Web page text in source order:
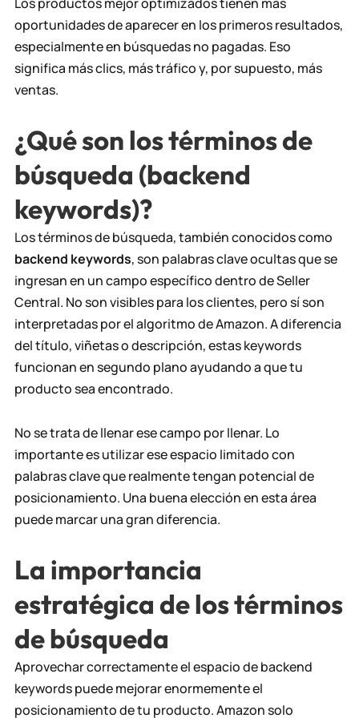
oportunidades de aparecer en los primeros resultados,
especialmente en búsquedas no pagadas. Eso
significa más clics, más tráfico y, por supuesto, más
ventas.
¿Qué son los términos de
búsqueda (backend
keywords)?
Los términos de búsqueda, también conocidos como
backend keywords, son palabras clave ocultas que se
ingresan en un campo específico dentro de Seller
Central. No son visibles para los clientes, pero sí son
interpretadas por el algoritmo de Amazon. A diferencia
del título, viñetas o descripción, estas keywords
funcionan en segundo plano ayudando a que tu
producto sea encontrado.
No se trata de llenar ese campo por llenar. Lo
importante es utilizar ese espacio limitado con
palabras clave que realmente tengan potencial de
posicionamiento. Una buena elección en esta área
puede marcar una gran diferencia.
La importancia
estratégica de los términos
de búsqueda
Aprovechar correctamente el espacio de backend
keywords puede mejorar enormemente el
posicionamiento de tu producto. Amazon solo